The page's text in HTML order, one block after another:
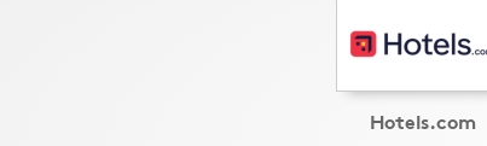
Hotels.com